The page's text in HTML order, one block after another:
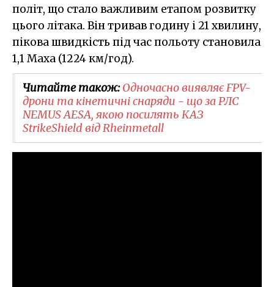
політ, що стало важливим етапом розвитку
цього літака. Він тривав годину і 21 хвилину,
пікова швидкість під час польоту становила
1,1 Маха (1224 км/год).
Читайте також:Одночасно виявляє FPV-
дрони та кінетичні снаряди - що за РЛС
NEMUS AESA, якою посилять КАЗ
StrikeShield від Rheinmetall